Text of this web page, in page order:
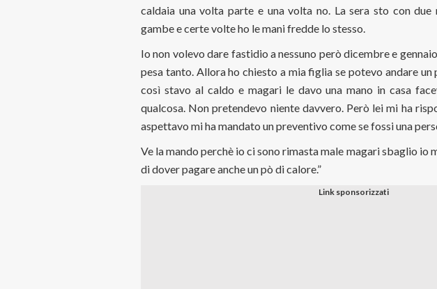
caldaia una volta parte e una volta no. La sera sto con
gambe e certe volte ho le mani fredde lo stesso.
Io non volevo dare fastidio a nessuno però dicembre e
pesa tanto. Allora ho chiesto a mia figlia se potevo andare
così stavo al caldo e magari le davo una mano in casa
qualcosa. Non pretendevo niente davvero. Però lei mi ha
aspettavo mi ha mandato un preventivo come se fossi una
Ve la mando perchè io ci sono rimasta male magari sbaglio io
di dover pagare anche un pò di calore.”